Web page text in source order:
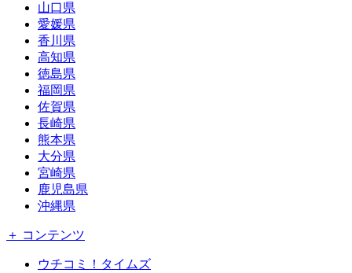
山口県
愛媛県
香川県
高知県
徳島県
福岡県
佐賀県
長崎県
熊本県
大分県
宮崎県
鹿児島県
沖縄県
＋ コンテンツ
ウチコミ！タイムズ